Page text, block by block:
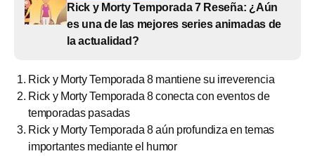
Rick y Morty Temporada 7 Reseña: ¿Aún
es una de las mejores series animadas de
la actualidad?
Rick y Morty Temporada 8 mantiene su irreverencia
Rick y Morty Temporada 8 conecta con eventos de
temporadas pasadas
Rick y Morty Temporada 8 aún profundiza en temas
importantes mediante el humor